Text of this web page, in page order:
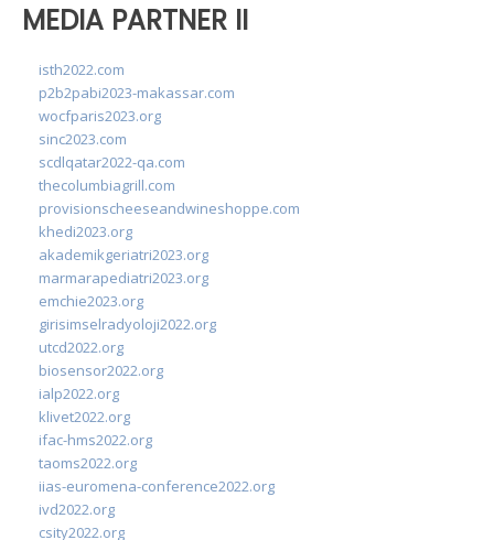
MEDIA PARTNER II
isth2022.com
p2b2pabi2023-makassar.com
wocfparis2023.org
sinc2023.com
scdlqatar2022-qa.com
thecolumbiagrill.com
provisionscheeseandwineshoppe.com
khedi2023.org
akademikgeriatri2023.org
marmarapediatri2023.org
emchie2023.org
girisimselradyoloji2022.org
utcd2022.org
biosensor2022.org
ialp2022.org
klivet2022.org
ifac-hms2022.org
taoms2022.org
iias-euromena-conference2022.org
ivd2022.org
csity2022.org